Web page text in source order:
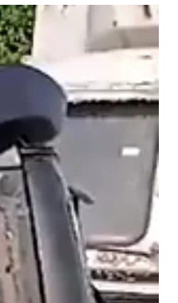
बाइकों में हुई थी आमने सामने की